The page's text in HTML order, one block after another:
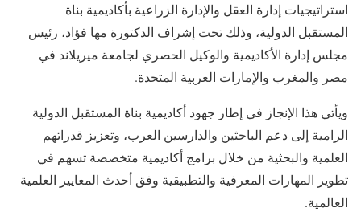
استراتيجيات إدارة العقل والإدارة الزراعية بأكاديمية بناة
المستقبل الدولية، وذلك تحت إشراف الدكتورة مها فؤاد، رئيس
مجلس إدارة الأكاديمية والوكيل الحصري لجامعة ميريلاند في
مصر والمغرب والإمارات العربية المتحدة.
ويأتي هذا الإنجاز في إطار جهود أكاديمية بناة المستقبل الدولية
الرامية إلى دعم الباحثين والدارسين العرب، وتعزيز قدراتهم
العلمية والبحثية من خلال برامج أكاديمية متخصصة تسهم في
تطوير المهارات المعرفية والتطبيقية وفق أحدث المعايير العلمية
العالمية.